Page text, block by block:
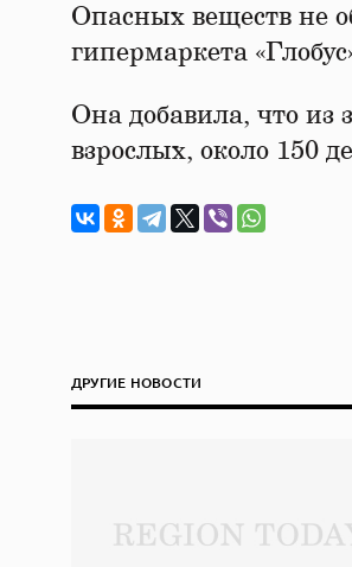
Опасных веществ не
гипермаркета
Она добавила, что из
взрослых, около 150
ДРУГИЕ НОВОСТИ